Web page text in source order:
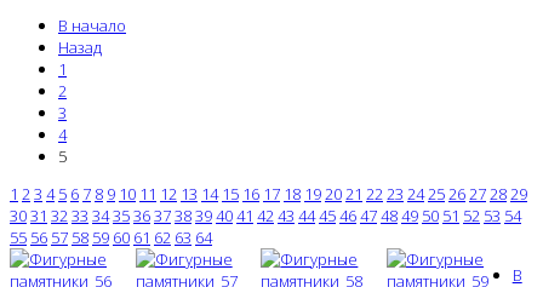
В начало
Назад
1
2
3
4
5
1 23 4 5 6 7 8 9 10 11 12 13 14 15 16 17 18 192021 2223 242526272829
3031 3233 3435363738394041 4243 444546474849 50 51 52 53 54
55 56 57 58 59 60 61 62 63 64
В